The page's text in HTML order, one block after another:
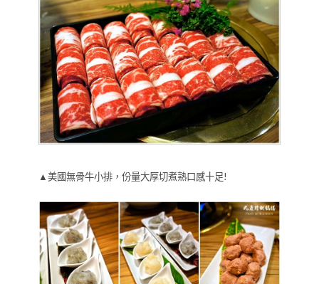
▲美國無骨牛小排，份量大厚切煮熟口感十足!